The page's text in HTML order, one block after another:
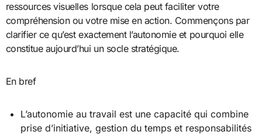
ressources visuelles lorsque cela peut faciliter votre
compréhension ou votre mise en action. Commençons par
clarifier ce qu’est exactement l’autonomie et pourquoi elle
constitue aujourd’hui un socle stratégique.
En bref
L’autonomie au travail est une capacité qui combine
prise d’initiative, gestion du temps et responsabilités